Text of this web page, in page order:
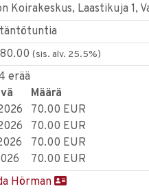
Koirakeskus, Laastikuja 1,
(sis. alv. 25.5%)
erää
Määrä
70.00 EUR
70.00 EUR
70.00 EUR
70.00 EUR
Hörman